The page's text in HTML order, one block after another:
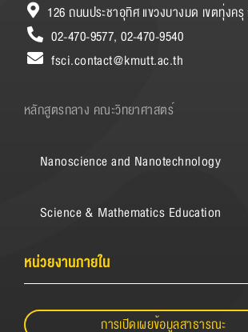
126 ถนนประชาอุทิศ แขวงบางมด เขตทุ่งค
02-470-9577, 02-470-9540
fsci.contact@kmutt.ac.th
หลักสูตรกลาง คณะวิทยาศาสตร์
Nanoscience and Nanotechnology
Science & Mathematics Education
หน่วยงานภายใน
การเปิดเผยข้อมูลสาธารณะ